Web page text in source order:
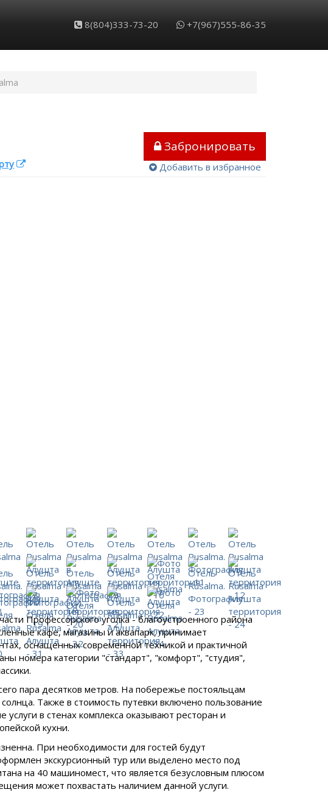
8(804)333-73-20 +7(967)555-86-35
Обратный звонок
Забронировать
Добавить в избранное
Профессорского уголка - благоустроенного района
кафе, магазины и аквапарк, принимает
оснащенных современной техникой и практичной
номера категории "стандарт", "комфорт", "студия",
пара десятков метров. На побережье постояльцам
Также в стоимость путевки включено пользование
в стенах комплекса оказывают ресторан и
кухни.
При необходимости для гостей будут
экскурсионный тур или выделено место под
на 40 машиномест, что является безусловным плюсом
может похвастать наличием данной услуги.